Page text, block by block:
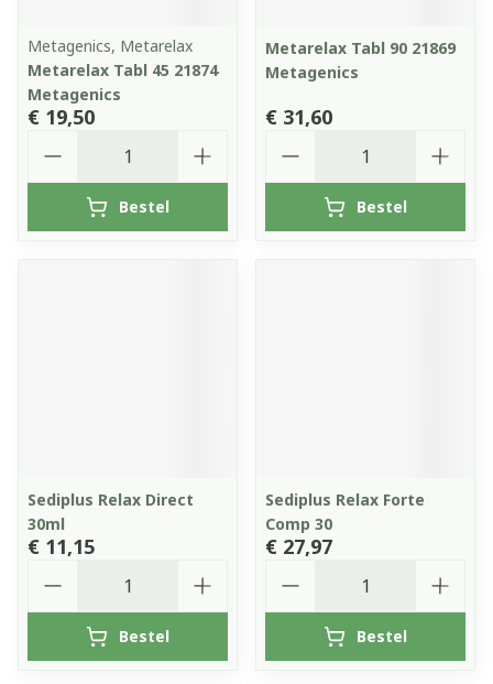
Metagenics, Metarelax
Metarelax Tabl 45 21874
Metagenics
€ 19,50
Bestel
Metarelax Tabl 90 21869
Metagenics
€ 31,60
Bestel
Sediplus Relax Direct
30ml
€ 11,15
Bestel
Sediplus Relax Forte
Comp 30
€ 27,97
Bestel